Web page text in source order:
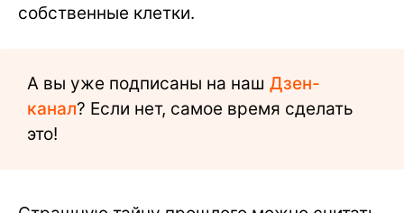
собственные клетки.
А вы уже подписаны на наш Дзен-
канал? Если нет, самое время сделать
это!